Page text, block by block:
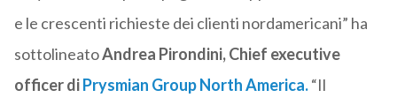
e le crescenti richieste dei clienti nordamericani” ha
sottolineatoAndrea Pirondini, Chief executive
officer diPrysmian Group North America.“Il